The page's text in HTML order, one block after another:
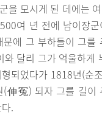
을 모시게 된 데에는
여 년 전에 남이장
문에 그 부하들이 그를
와 달리 그가 억울하게
되었다가 1818년(순
(伸冤) 되자 그를 길이
.